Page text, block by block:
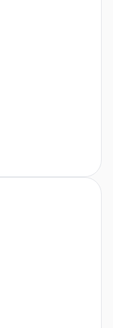
DP-Kabel (1,5